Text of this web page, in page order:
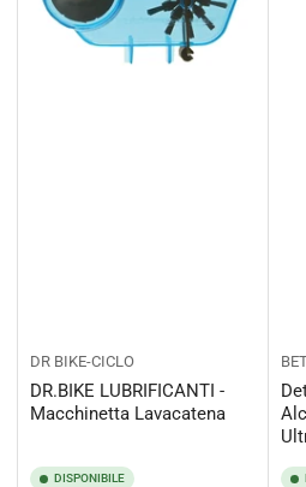
DR BIKE-CICLO
DR.BIKE LUBRIFICANTI -
Macchinetta Lavacatena
DISPONIBILE